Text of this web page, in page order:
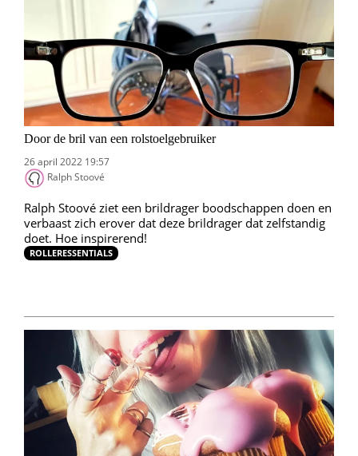
Door de bril van een rolstoelgebruiker
26 april 2022 19:57
Ralph Stoové
Ralph Stoové ziet een brildrager boodschappen doen en
verbaast zich erover dat deze brildrager dat zelfstandig
doet. Hoe inspirerend!
ROLLERESSENTIALS